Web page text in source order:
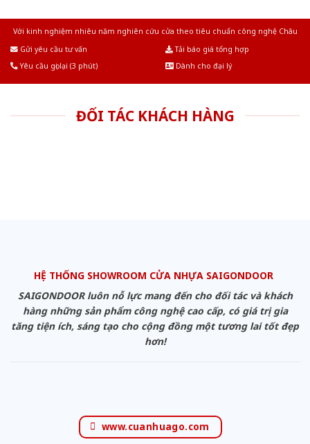
Với kinh nghiệm nhiêu năm nghiên cứu cửa theo tiêu chuẩn công nghệ Châu
Gửi yêu cầu tư vấn
Tải báo giá tổng hợp
Yêu cầu gọi lại (3 phút)
Dành cho đại lý
ĐỐI TÁC KHÁCH HÀNG
HỆ THỐNG SHOWROOM CỬA NHỰA SAIGONDOOR
SAIGONDOOR luôn nỗ lực mang đến cho đối tác và khách
hàng những sản phẩm công nghệ cao cấp, có giá trị gia
tăng tiện ích, sáng tạo cho cộng đồng một tương lai tốt đẹp
hơn!
www.cuanhuago.com